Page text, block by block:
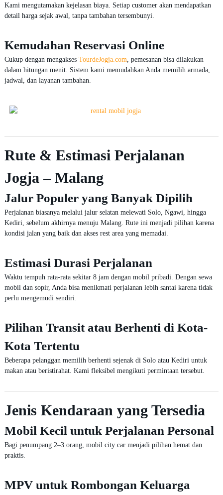
Kami mengutamakan kejelasan biaya. Setiap customer akan mendapatkan
detail harga sejak awal, tanpa tambahan tersembunyi.
Kemudahan Reservasi Online
Cukup dengan mengakses TourdeJogja.com, pemesanan bisa dilakukan
dalam hitungan menit. Sistem kami memudahkan Anda memilih armada,
jadwal, dan layanan tambahan.
Rute & Estimasi Perjalanan
Jogja – Malang
Jalur Populer yang Banyak Dipilih
Perjalanan biasanya melalui jalur selatan melewati Solo, Ngawi, hingga
Kediri, sebelum akhirnya menuju Malang. Rute ini menjadi pilihan karena
kondisi jalan yang baik dan akses rest area yang memadai.
Estimasi Durasi Perjalanan
Waktu tempuh rata-rata sekitar 8 jam dengan mobil pribadi. Dengan sewa
mobil dan sopir, Anda bisa menikmati perjalanan lebih santai karena tidak
perlu mengemudi sendiri.
Pilihan Transit atau Berhenti di Kota-
Kota Tertentu
Beberapa pelanggan memilih berhenti sejenak di Solo atau Kediri untuk
makan atau beristirahat. Kami fleksibel mengikuti permintaan tersebut.
Jenis Kendaraan yang Tersedia
Mobil Kecil untuk Perjalanan Personal
Bagi penumpang 2–3 orang, mobil city car menjadi pilihan hemat dan
praktis.
MPV untuk Rombongan Keluarga